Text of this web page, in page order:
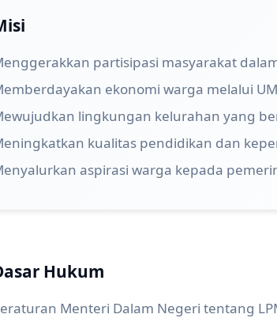
partisipasi masyarakat
ekonomi warga melalui
lingkungan kelurahan yang
kualitas pendidikan dan
aspirasi warga kepada
Hukum
Menteri Dalam Negeri tentang